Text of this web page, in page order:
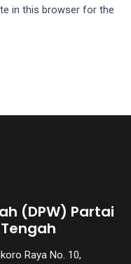
in this browser for the
(DPW) Partai
Raya No. 10,